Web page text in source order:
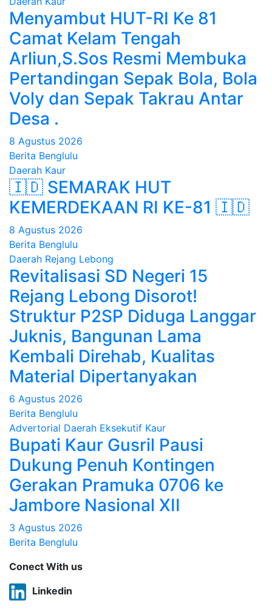
Menyambut HUT-RI Ke 81
Camat Kelam Tengah
Arliun,S.Sos Resmi Membuka
Pertandingan Sepak Bola, Bola
Voly dan Sepak Takrau Antar
Desa .
8 Agustus 2026
Berita Benglulu
Daerah Kaur
🇮🇩 SEMARAK HUT
KEMERDEKAAN RI KE-81 🇮🇩
8 Agustus 2026
Berita Benglulu
Daerah Rejang Lebong
Revitalisasi SD Negeri 15
Rejang Lebong Disorot!
Struktur P2SP Diduga Langgar
Juknis, Bangunan Lama
Kembali Direhab, Kualitas
Material Dipertanyakan
6 Agustus 2026
Berita Benglulu
Advertorial Daerah Eksekutif Kaur
Bupati Kaur Gusril Pausi
Dukung Penuh Kontingen
Gerakan Pramuka 0706 ke
Jambore Nasional XII
3 Agustus 2026
Berita Benglulu
Conect With us
Linkedin